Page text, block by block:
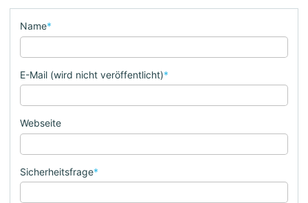
Name*
E-Mail (wird nicht veröffentlicht)*
Webseite
Sicherheitsfrage*